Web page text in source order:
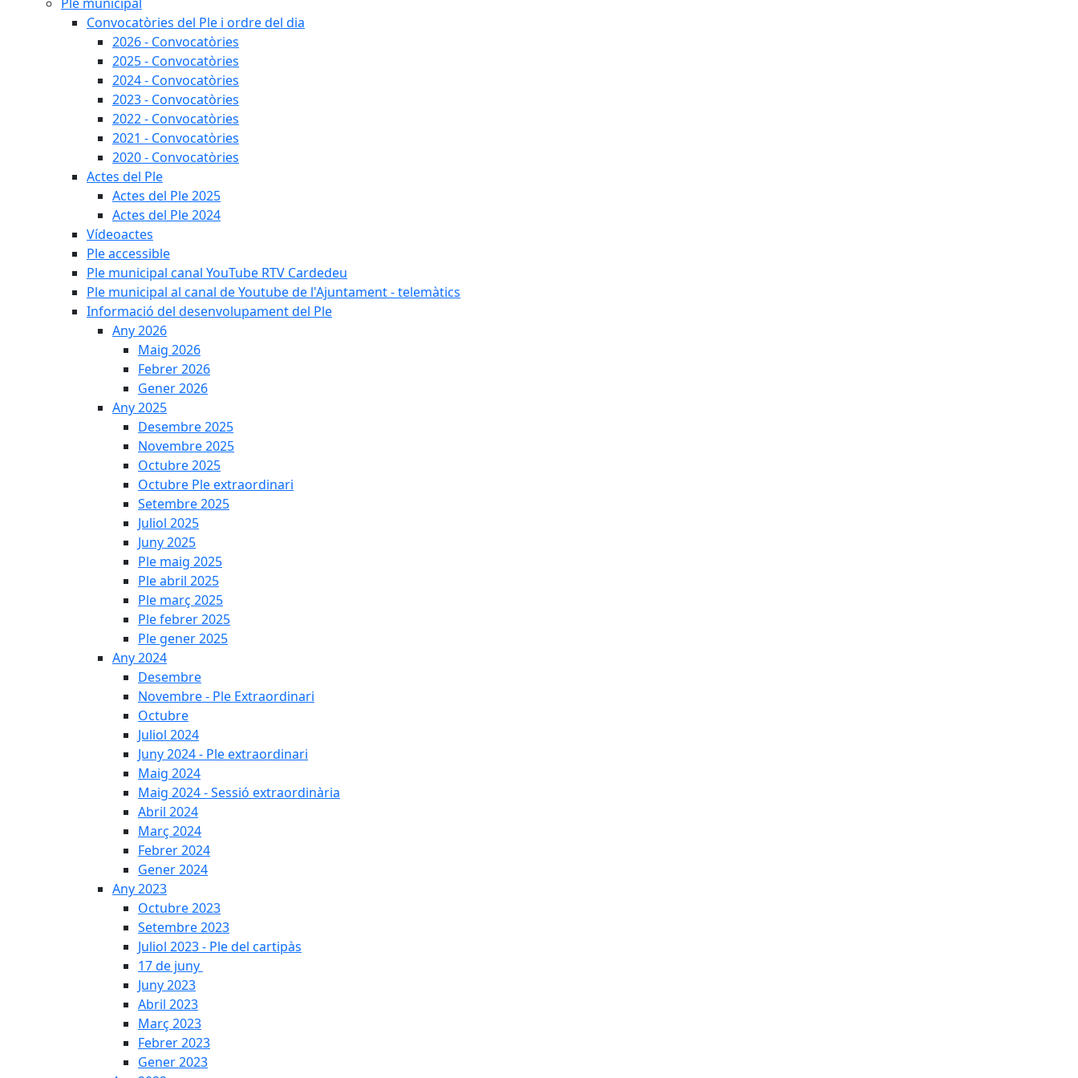
Convocatòries del Ple i ordre del dia
2026 - Convocatòries
2025 - Convocatòries
2024 - Convocatòries
2023 - Convocatòries
2022 - Convocatòries
2021 - Convocatòries
2020 - Convocatòries
Actes del Ple
Actes del Ple 2025
Actes del Ple 2024
Vídeoactes
Ple accessible
Ple municipal canal YouTube RTV Cardedeu
Ple municipal al canal de Youtube de l'Ajuntament - telemàtics
Informació del desenvolupament del Ple
Any 2026
Maig 2026
Febrer 2026
Gener 2026
Any 2025
Desembre 2025
Novembre 2025
Octubre 2025
Octubre Ple extraordinari
Setembre 2025
Juliol 2025
Juny 2025
Ple maig 2025
Ple abril 2025
Ple març 2025
Ple febrer 2025
Ple gener 2025
Any 2024
Desembre
Novembre - Ple Extraordinari
Octubre
Juliol 2024
Juny 2024 - Ple extraordinari
Maig 2024
Maig 2024 - Sessió extraordinària
Abril 2024
Març 2024
Febrer 2024
Gener 2024
Any 2023
Octubre 2023
Setembre 2023
Juliol 2023 - Ple del cartipàs
17 de juny
Juny 2023
Abril 2023
Març 2023
Febrer 2023
Gener 2023